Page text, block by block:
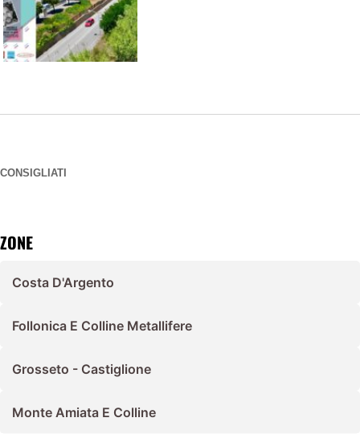
CONSIGLIATI
ZONE
Costa D'Argento
Follonica E Colline Metallifere
Grosseto - Castiglione
Monte Amiata E Colline